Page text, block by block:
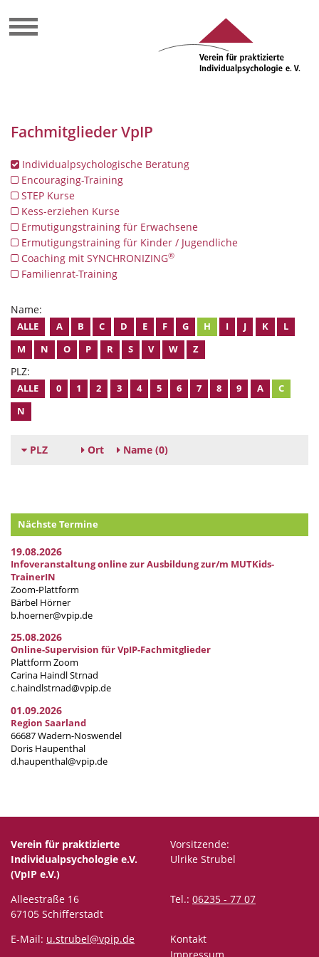
Fachmitglieder VpIP
Individualpsychologische Beratung
Encouraging-Training
STEP Kurse
Kess-erziehen Kurse
Ermutigungstraining für Erwachsene
Ermutigungstraining für Kinder / Jugendliche
Coaching mit SYNCHRONIZING®
Familienrat-Training
Name:
ALLE A B C D E F G H I J K
L
M
N O P R S V W Z
PLZ:
ALLE 0 1 2 3 4 5 6 7 8 9 A
C
N
PLZ Ort Name (0)
Nächste Termine
19.08.2026
Infoveranstaltung online zur Ausbildung zur/m MUTKids-
TrainerIN
Zoom-Plattform
Bärbel Hörner
b.hoerner@vpip.de
25.08.2026
Online-Supervision für VpIP-Fachmitglieder
Plattform Zoom
Carina Haindl Strnad
c.haindlstrnad@vpip.de
01.09.2026
Region Saarland
66687 Wadern-Noswendel
Doris Haupenthal
d.haupenthal@vpip.de
Verein für praktizierte
Individualpsychologie e.V.
(VpIP e.V.)
Vorsitzende:
Ulrike Strubel
Alleestraße 16
67105 Schifferstadt
Tel.: 06235 - 77 07
E-Mail: u.strubel@vpip.de
Kontakt